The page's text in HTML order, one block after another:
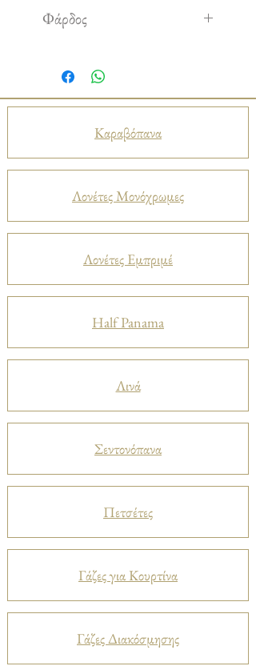
Φάρδος
Καραβόπανα
Λονέτες Μονόχρωμες
Λονέτες Εμπριμέ
Half Panama
Λινά
Σεντονόπανα
Πετσέτες
Γάζες για Κουρτίνα
Γάζες Διακόσμησης